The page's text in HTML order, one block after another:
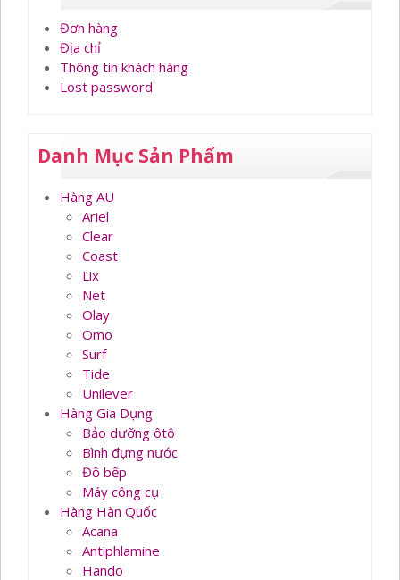
Đơn hàng
Địa chỉ
Thông tin khách hàng
Lost password
Danh Mục Sản Phẩm
Hàng AU
Ariel
Clear
Coast
Lix
Net
Olay
Omo
Surf
Tide
Unilever
Hàng Gia Dụng
Bảo dưỡng ôtô
Bình đựng nước
Đồ bếp
Máy công cụ
Hàng Hàn Quốc
Acana
Antiphlamine
Hando